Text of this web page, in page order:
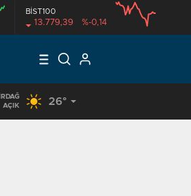
BİST100
13.779,39 %-0,14
ÖĞRENCİLERİNE DONDURMA İKRAMI
AÇIK
26°